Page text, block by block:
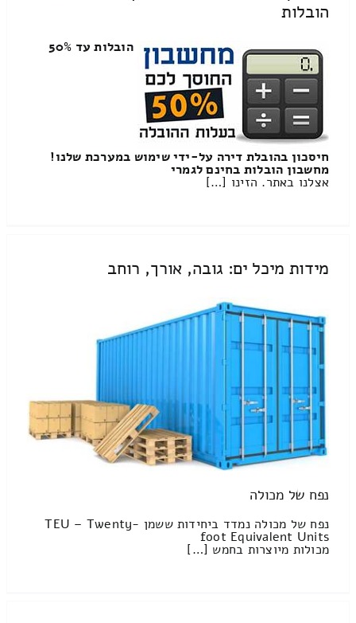
הובלות
הובלות עד 50%
חיסכון בהובלת דירה על-ידי שימוש במערכת שלנו!
מחשבון הובלות בחינם לגמרי
אצלנו באתר. הזינו […]
מידות מיכל ים: גובה, אורך, רוחב
נפח של מכולה
נפח של מכולה נמדד ביחידות ששמן TEU – Twenty-
foot Equivalent Units
מכולות מיוצרות בחמש […]